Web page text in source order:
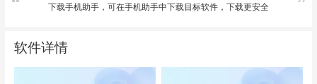
下载手机助手，可在手机助手中下载目标软件，下载更安全
软件详情